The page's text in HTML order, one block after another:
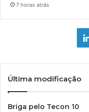
7 horas atrás
Última modificação
Briga pelo Tecon 10